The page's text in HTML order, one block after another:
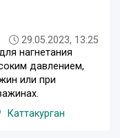
29.05.2023, 13:25
нагнетания
давлением,
или при
Каттакурган